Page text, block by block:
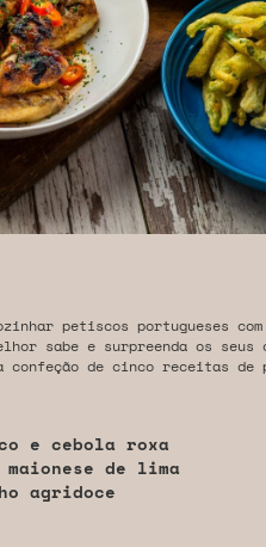
petiscos portugueses
sabe e surpreenda os seus
de cinco receitas de
e cebola roxa
de lima
agridoce